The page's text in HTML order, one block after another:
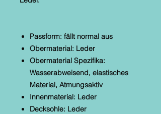
Passform: fällt normal aus
Obermaterial: Leder
Obermaterial Spezifika:
Wasserabweisend, elastisches
Material, Atmungsaktiv
Innenmaterial: Leder
Decksohle: Leder